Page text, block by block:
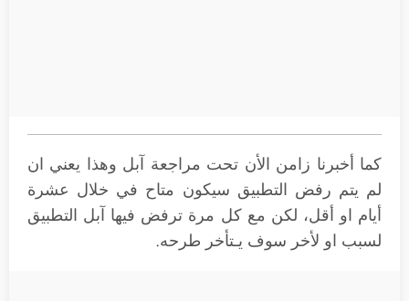
كما أخبرنا زامن الأن تحت مراجعة آبل وهذا يعني ان
لم يتم رفض التطبيق سيكون متاح في خلال عشرة
أيام او أقل، لكن مع كل مرة ترفض فيها آبل التطبيق
لسبب او لأخر سوف يـتأخر طرحه.